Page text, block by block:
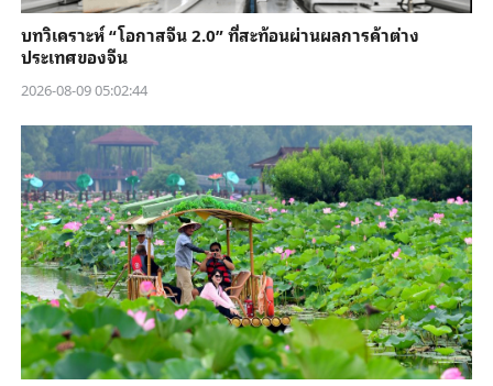
บทวิเคราะห์ “โอกาสจีน 2.0” ที่สะท้อนผ่านผลการค้าต่าง
ประเทศของจีน
2026-08-09 05:02:44